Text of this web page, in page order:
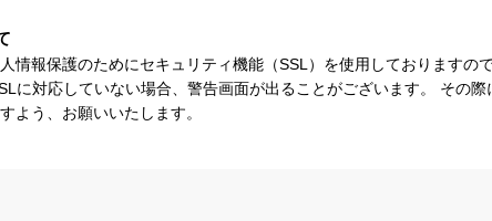
情報保護のためにセキュリティ機能（SSL）を使用しておりますの
に対応していない場合、警告画面が出ることがございます。 その
よう、お願いいたします。